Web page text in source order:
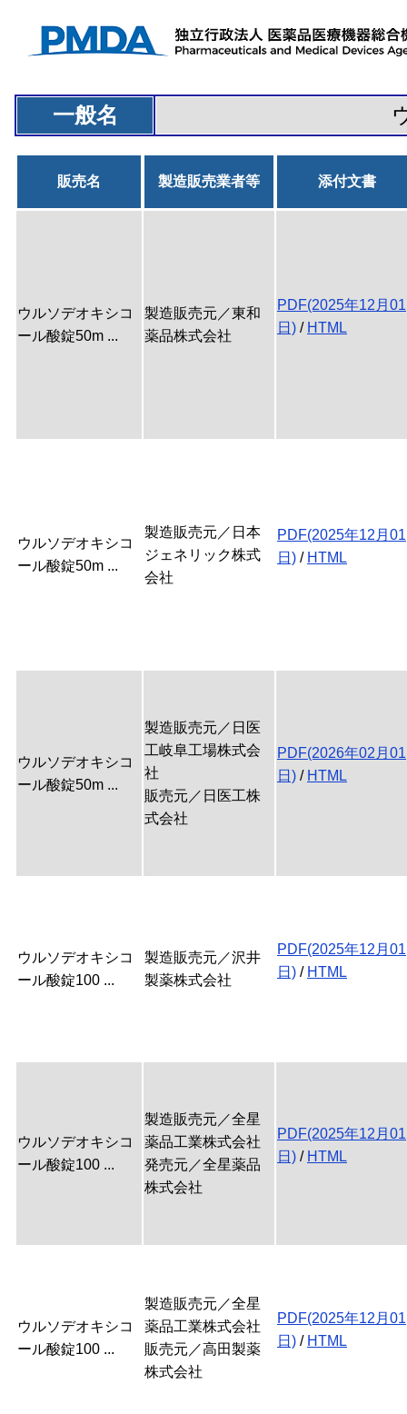
一般名
販売名 製造販売業者等 添付文書
ウルソデオキシコ
ール酸錠50m ...
製造販売元／東和
薬品株式会社
PDF(2025年12月01
日) / HTML
ウルソデオキシコ
ール酸錠50m ...
製造販売元／日本
ジェネリック株式
会社
PDF(2025年12月01
日) / HTML
ウルソデオキシコ
ール酸錠50m ...
製造販売元／日医
工岐阜工場株式会
社
販売元／日医工株
式会社
PDF(2026年02月01
日) / HTML
ウルソデオキシコ
ール酸錠100 ...
製造販売元／沢井
製薬株式会社
PDF(2025年12月01
日) / HTML
ウルソデオキシコ
ール酸錠100 ...
製造販売元／全星
薬品工業株式会社
発売元／全星薬品
株式会社
PDF(2025年12月01
日) / HTML
ウルソデオキシコ
ール酸錠100 ...
製造販売元／全星
薬品工業株式会社
販売元／高田製薬
株式会社
PDF(2025年12月01
日) / HTML